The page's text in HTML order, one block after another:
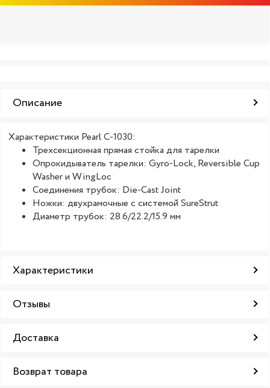
Описание
Характеристики Pearl C-1030:
Трехсекционная прямая стойка для тарелки
Опрокидыватель тарелки: Gyro-Lock, Reversible Cup
Washer и WingLoc
Соединения трубок: Die-Cast Joint
Ножки: двухрамочные с системой SureStrut
Диаметр трубок: 28.6/22.2/15.9 мм
Характеристики
Отзывы
Доставка
Возврат товара